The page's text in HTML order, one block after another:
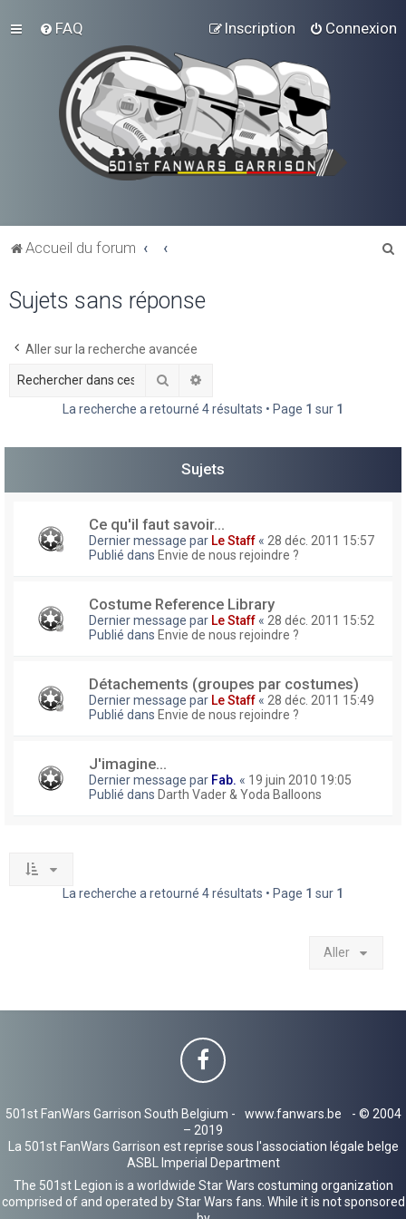
FAQ Connexion
Inscription
Accueil du forum
e
Sujets sans réponse
Aller sur la recherche avancée
Rechercher
La recherche a retourné 4 résultats • Page 1 sur 1
Sujets
Ce qu'il faut savoir...
Dernier message par Le Staff « 28 déc. 2011 15:57
Publié dans Envie de nous rejoindre ?
Costume Reference Library
Dernier message par Le Staff « 28 déc. 2011 15:52
Publié dans Envie de nous rejoindre ?
Détachements (groupes par costumes)
Dernier message par Le Staff « 28 déc. 2011 15:49
Publié dans Envie de nous rejoindre ?
J'imagine...
Dernier message par Fab. « 19 juin 2010 19:05
Publié dans Darth Vader & Yoda Balloons
La recherche a retourné 4 résultats • Page 1 sur 1
Aller
501st FanWars Garrison South Belgium - www.fanwars.be
- © 2004
– 2019
La 501st FanWars Garrison est reprise sous l'association légale belge
ASBL Imperial Department
The 501st Legion is a worldwide Star Wars costuming organization
comprised of and operated by Star Wars fans. While it is not sponsored